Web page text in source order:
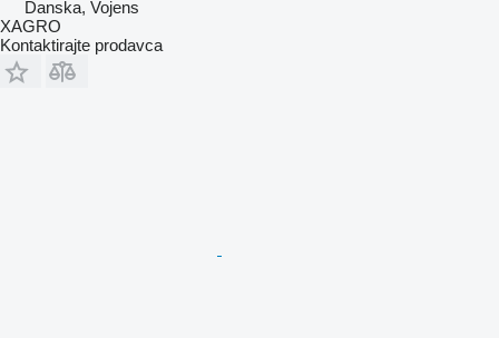
Danska, Vojens
XAGRO
Kontaktirajte prodavca